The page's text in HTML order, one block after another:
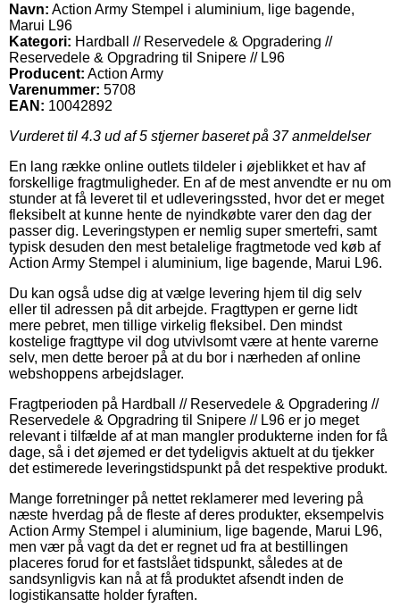
Navn: Action Army Stempel i aluminium, lige bagende,
Marui L96
Kategori: Hardball // Reservedele & Opgradering //
Reservedele & Opgradring til Snipere // L96
Producent: Action Army
Varenummer: 5708
EAN: 10042892
Vurderet til 4.3 ud af 5 stjerner baseret på 37anmeldelser
En lang række online outlets tildeler i øjeblikket et hav af
forskellige fragtmuligheder. En af de mest anvendte er nu om
stunder at få leveret til et udleveringssted, hvor det er meget
fleksibelt at kunne hente de nyindkøbte varer den dag der
passer dig. Leveringstypen er nemlig super smertefri, samt
typisk desuden den mest betalelige fragtmetode ved køb af
Action Army Stempel i aluminium, lige bagende, Marui L96.
Du kan også udse dig at vælge levering hjem til dig selv
eller til adressen på dit arbejde. Fragttypen er gerne lidt
mere pebret, men tillige virkelig fleksibel. Den mindst
kostelige fragttype vil dog utvivlsomt være at hente varerne
selv, men dette beroer på at du bor i nærheden af online
webshoppens arbejdslager.
Fragtperioden på Hardball // Reservedele & Opgradering //
Reservedele & Opgradring til Snipere // L96 er jo meget
relevant i tilfælde af at man mangler produkterne inden for få
dage, så i det øjemed er det tydeligvis aktuelt at du tjekker
det estimerede leveringstidspunkt på det respektive produkt.
Mange forretninger på nettet reklamerer med levering på
næste hverdag på de fleste af deres produkter, eksempelvis
Action Army Stempel i aluminium, lige bagende, Marui L96,
men vær på vagt da det er regnet ud fra at bestillingen
placeres forud for et fastslået tidspunkt, således at de
sandsynligvis kan nå at få produktet afsendt inden de
logistikansatte holder fyraften.